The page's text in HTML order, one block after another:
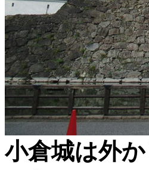
小倉城は外